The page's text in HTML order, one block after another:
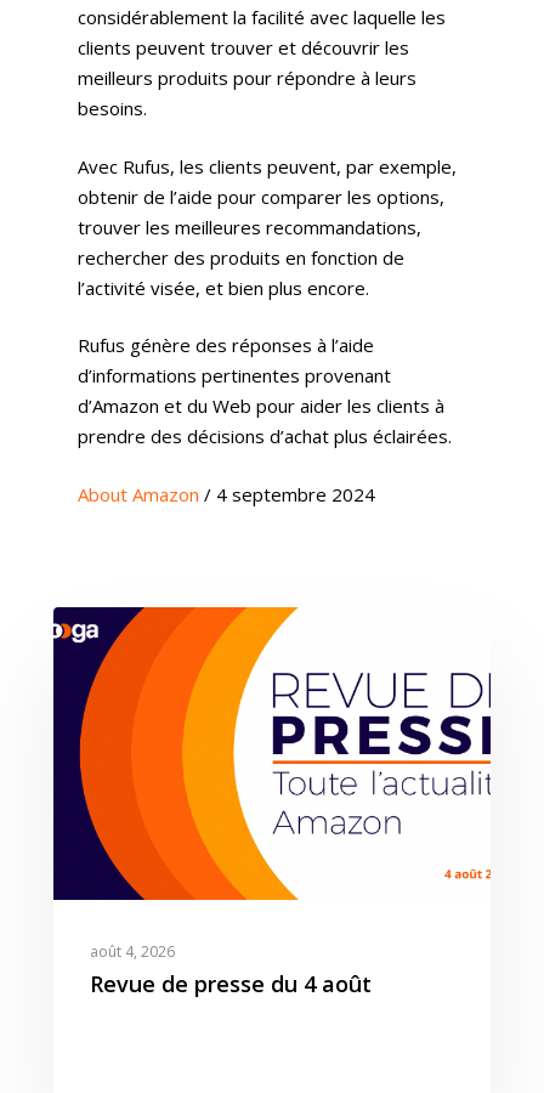
considérablement la facilité avec laquelle les
clients peuvent trouver et découvrir les
meilleurs produits pour répondre à leurs
besoins.
Avec Rufus, les clients peuvent, par exemple,
obtenir de l’aide pour comparer les options,
trouver les meilleures recommandations,
rechercher des produits en fonction de
l’activité visée, et bien plus encore.
Rufus génère des réponses à l’aide
d’informations pertinentes provenant
d’Amazon et du Web pour aider les clients à
prendre des décisions d’achat plus éclairées.
About Amazon / 4 septembre 2024
août 4, 2026
Revue de presse du 4 aoûtPublicité
Gestion Publicitaire
Agence